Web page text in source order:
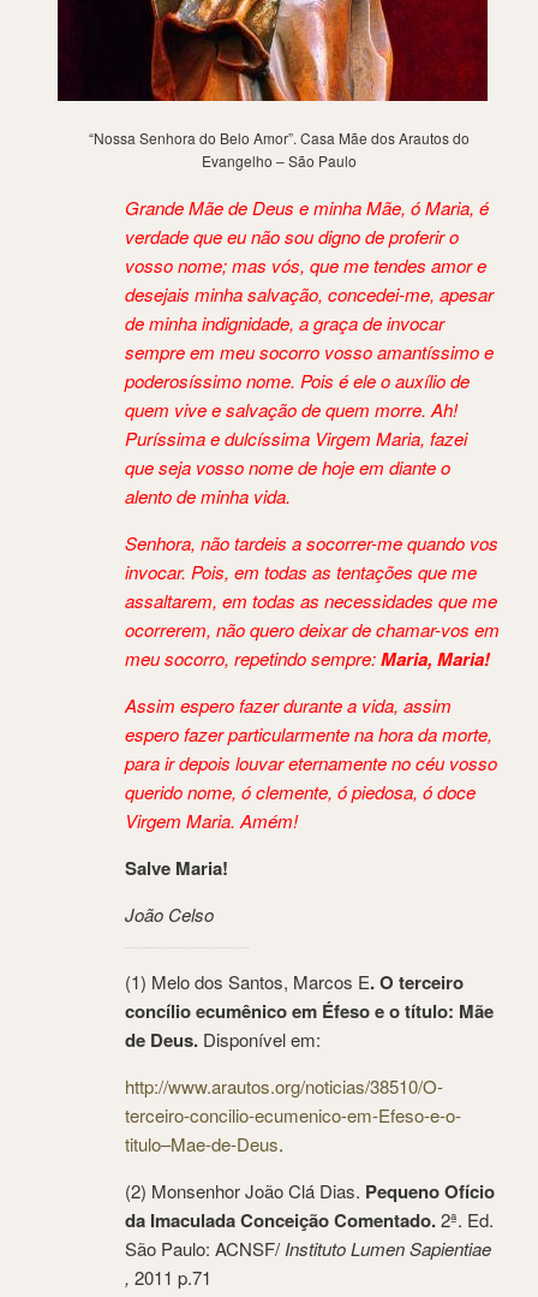
“Nossa Senhora do Belo Amor”. Casa Mãe dos Arautos do
Evangelho – São Paulo
Grande Mãe de Deus e minha Mãe, ó Maria, é
verdade que eu não sou digno de proferir o
vosso nome; mas vós, que me tendes amor e
desejais minha salvação, concedei-me, apesar
de minha indignidade, a graça de invocar
sempre em meu socorro vosso amantíssimo e
poderosíssimo nome. Pois é ele o auxílio de
quem vive e salvação de quem morre. Ah!
Puríssima e dulcíssima Virgem Maria, fazei
que seja vosso nome de hoje em diante o
alento de minha vida.
Senhora, não tardeis a socorrer-me quando vos
invocar. Pois, em todas as tentações que me
assaltarem, em todas as necessidades que me
ocorrerem, não quero deixar de chamar-vos em
meu socorro, repetindo sempre:Maria, Maria!
Assim espero fazer durante a vida, assim
espero fazer particularmente na hora da morte,
para ir depois louvar eternamente no céu vosso
querido nome, ó clemente, ó piedosa, ó doce
Virgem Maria. Amém!
Salve Maria!
João Celso
(1) Melo dos Santos, Marcos E. O terceiro
concílio ecumênico em Éfeso e o título: Mãe
de Deus. Disponível em:
http://www.arautos.org/noticias/38510/O-
terceiro-concilio-ecumenico-em-Efeso-e-o-
titulo–Mae-de-Deus.
(2) Monsenhor João Clá Dias. Pequeno Ofício
da Imaculada Conceição Comentado.2ª. Ed.
São Paulo: ACNSF/ Instituto Lumen Sapientiae
, 2011 p.71